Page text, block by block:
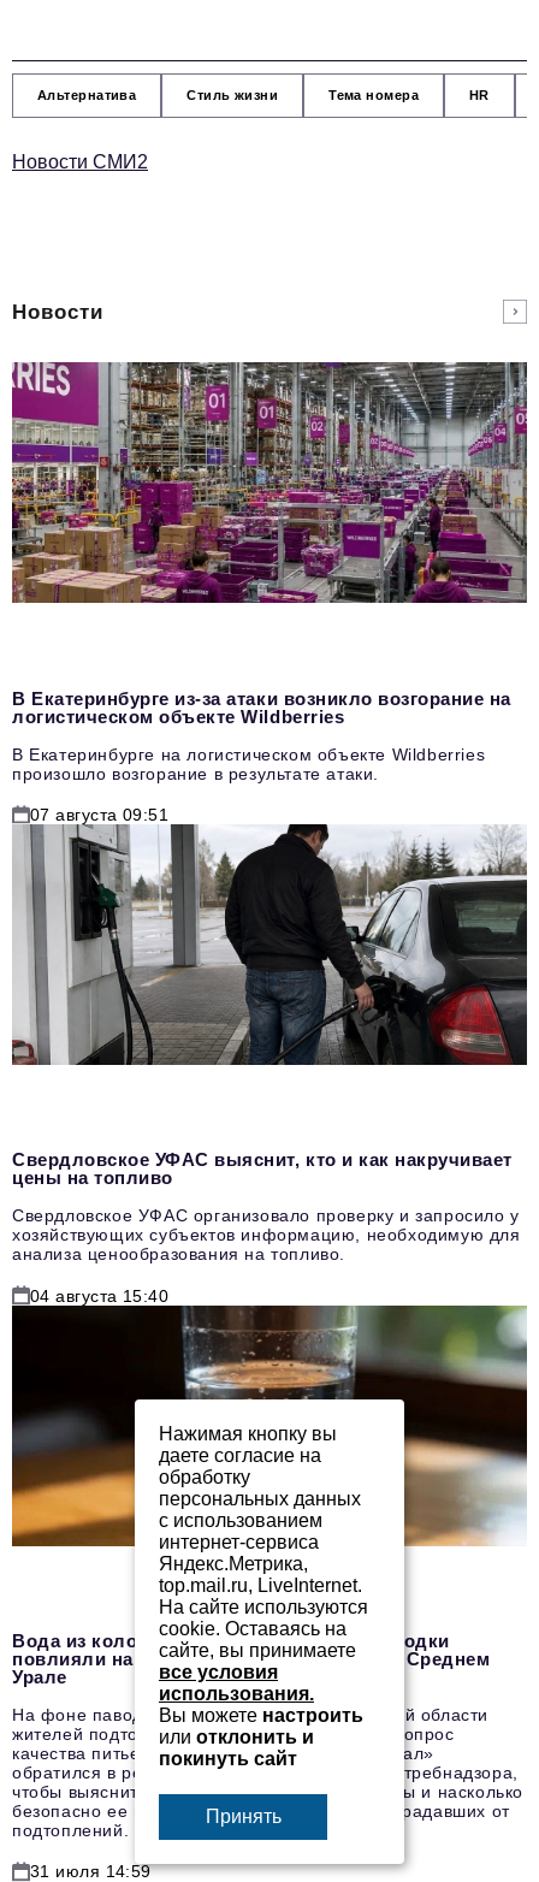
Альтернатива Стиль жизни Тема номера HR
Новости СМИ2
Новости
В Екатеринбурге из-за атаки возникло возгорание на
логистическом объекте Wildberries
В Екатеринбурге на логистическом объекте Wildberries
произошло возгорание в результате атаки.
07 августа 09:51
Свердловское УФАС выяснит, кто и как накручивает
цены на топливо
Свердловское УФАС организовало проверку и запросило у
хозяйствующих субъектов информацию, необходимую для
анализа ценообразования на топливо.
04 августа 15:40
Вода из колодцев под вопросом: как паводки
повлияли на качество питьевой воды на Среднем
Урале
На фоне паводковой ситуации в Свердловской области
жителей подтопленных территорий волнует вопрос
качества питьевой воды. «Бизнес Журнал. Урал»
обратился в региональное управление Роспотребнадзора,
чтобы выяснить, проводится ли проверка воды и насколько
безопасно ее использование в районах, пострадавших от
подтоплений.
31 июля 14:59
Нажимая кнопку вы
даете согласие на
обработку
персональных данных
с использованием
интернет-сервиса
Яндекс.Метрика,
top.mail.ru, LiveInternet.
На сайте используются
cookie. Оставаясь на
сайте, вы принимаете
все условия
использования.
Вы можете настроить
или отклонить и
покинуть сайт
Принять